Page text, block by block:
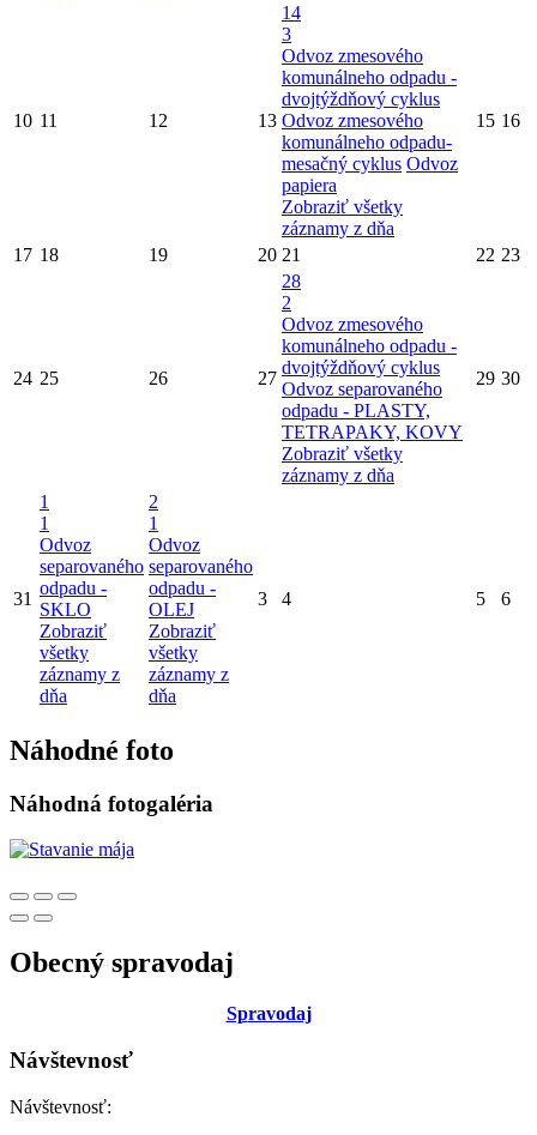
10 11 12 13
14
3
Odvoz zmesového
komunálneho odpadu -
dvojtýždňový cyklus
Odvoz zmesového
komunálneho odpadu-
mesačný cyklus Odvoz
papiera
Zobraziť všetky
záznamy z dňa
15 16
17 18 19 20 21 22 23
24 25 26 27
28
2
Odvoz zmesového
komunálneho odpadu -
dvojtýždňový cyklus
Odvoz separovaného
odpadu - PLASTY,
TETRAPAKY, KOVY
Zobraziť všetky
záznamy z dňa
29 30
31
1
1
Odvoz
separovaného
odpadu -
SKLO
Zobraziť
všetky
záznamy z
dňa
2
1
Odvoz
separovaného
odpadu -
OLEJ
Zobraziť
všetky
záznamy z
dňa
3 4 5 6
Náhodné foto
Náhodná fotogaléria
Obecný spravodaj
Spravodaj
Návštevnosť
Návštevnosť: